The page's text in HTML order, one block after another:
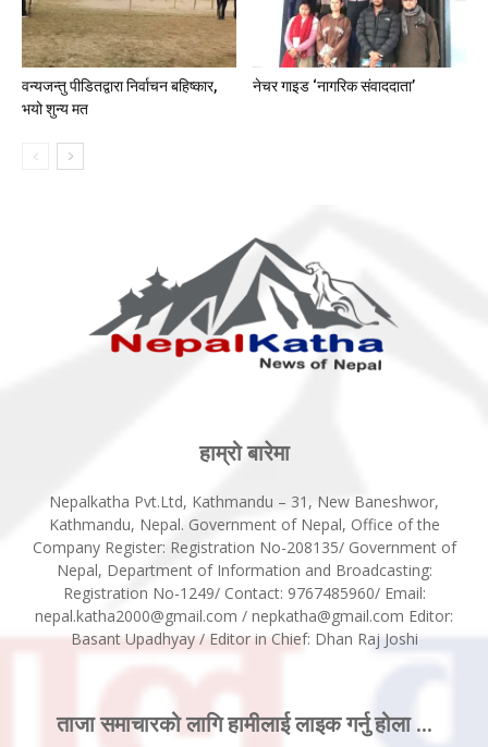
वन्यजन्तु पीडितद्वारा निर्वाचन बहिष्कार,
भयो शुन्य मत
नेचर गाइड ‘नागरिक संवाददाता’
हाम्रो बारेमा
Nepalkatha Pvt.Ltd, Kathmandu – 31, New Baneshwor,
Kathmandu, Nepal. Government of Nepal, Office of the
Company Register: Registration No-208135/ Government of
Nepal, Department of Information and Broadcasting:
Registration No-1249/ Contact: 9767485960/ Email:
nepal.katha2000@gmail.com / nepkatha@gmail.com Editor:
Basant Upadhyay / Editor in Chief: Dhan Raj Joshi
ताजा समाचारको लागि हामीलाई लाइक गर्नु होला ...